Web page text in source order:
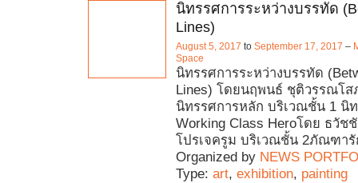
นิทรรศการระหว่างบรรทัด
Lines)
August 5, 2017 to September 17, 2017 –
Space
นิทรรศการระหว่างบรรทัด
Lines) โดยนฤพนธ์ ชุติวรรณโ
นิทรรศการหลัก บริเวณชั้น 1 นิ
Working Class Heroโดย ธวัช
โปรเจครูม บริเวณชั้น 2ภัณฑารั
Organized by NEWS
Type: art, exhibition, painting